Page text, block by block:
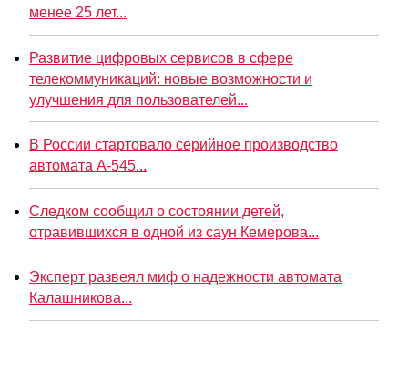
менее 25 лет...
Развитие цифровых сервисов в сфере
телекоммуникаций: новые возможности и
улучшения для пользователей...
В России стартовало серийное производство
автомата А-545...
Следком сообщил о состоянии детей,
отравившихся в одной из саун Кемерова...
Эксперт развеял миф о надежности автомата
Калашникова...